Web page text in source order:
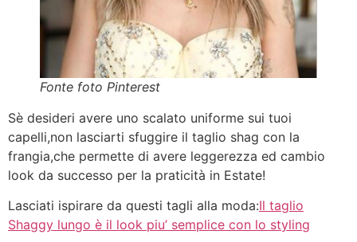
Fonte foto Pinterest
Sè desideri avere uno scalato uniforme sui tuoi
capelli,non lasciarti sfuggire il taglio shag con la
frangia,che permette di avere leggerezza ed cambio
look da successo per la praticità in Estate!
Lasciati ispirare da questi tagli alla moda:Il taglio
Shaggy lungo è il look piu’ semplice con lo styling